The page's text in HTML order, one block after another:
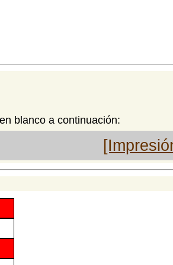
blanco a continuación: